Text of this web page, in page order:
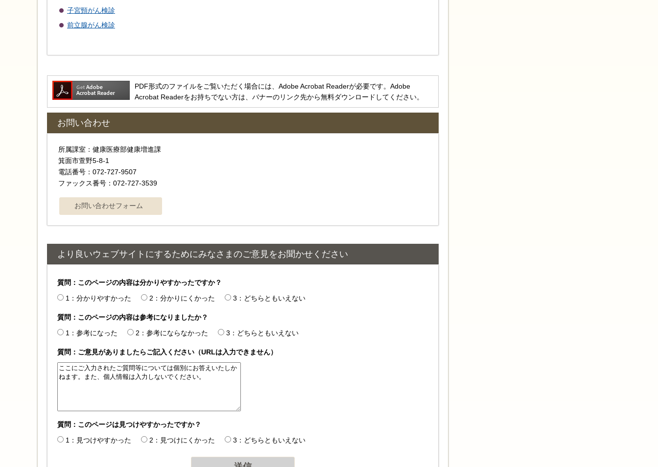
子宮頸がん検診
前立腺がん検診
PDF形式のファイルをご覧いただく場合には、Adobe Acrobat Readerが必要です。Adobe
Acrobat Readerをお持ちでない方は、バナーのリンク先から無料ダウンロードしてください。
お問い合わせ
所属課室：健康医療部健康増進課
箕面市萱野5-8-1
電話番号：072-727-9507
ファックス番号：072-727-3539
より良いウェブサイトにするためにみなさまのご意見をお聞かせください
質問：このページの内容は分かりやすかったですか？
1：分かりやすかった
2：分かりにくかった 3：どちらともいえない
質問：このページの内容は参考になりましたか？
1：参考になった
2：参考にならなかった 3：どちらともいえない
質問：ご意見がありましたらご記入ください（URLは入力できません）
質問：このページは見つけやすかったですか？
1：見つけやすかった
2：見つけにくかった 3：どちらともいえない